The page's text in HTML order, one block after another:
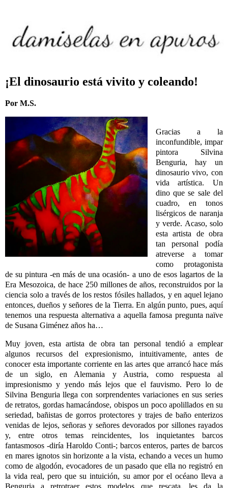
¡El dinosaurio está vivito y coleando!
Por M.S.
Gracias a la
inconfundible, impar
pintora Silvina
Benguria, hay un
dinosaurio vivo, con
vida artística. Un
dino que se sale del
cuadro, en tonos
lisérgicos de naranja
y verde. Acaso, solo
esta artista de obra
tan personal podía
atreverse a tomar
como protagonista
de su pintura -en más de una ocasión- a uno de esos lagartos de la
Era Mesozoica, de hace 250 millones de años, reconstruidos por la
ciencia solo a través de los restos fósiles hallados, y en aquel lejano
entonces, dueños y señores de la Tierra. En algún punto, pues, aquí
tenemos una respuesta alternativa a aquella famosa pregunta naïve
de Susana Giménez años ha…
Muy joven, esta artista de obra tan personal tendió a emplear
algunos recursos del expresionismo, intuitivamente, antes de
conocer esta importante corriente en las artes que arrancó hace más
de un siglo, en Alemania y Austria, como respuesta al
impresionismo y yendo más lejos que el fauvismo. Pero lo de
Silvina Benguria llega con sorprendentes variaciones en sus series
de retratos, gordas hamacándose, obispos un poco apolillados en su
seriedad, bañistas de gorros protectores y trajes de baño enterizos
venidas de lejos, señoras y señores devorados por sillones rayados
y, entre otros temas reincidentes, los inquietantes barcos
fantasmosos -diría Haroldo Conti-; barcos enteros, partes de barcos
en mares ignotos sin horizonte a la vista, echando a veces un humo
como de algodón, evocadores de un pasado que ella no registró en
la vida real, pero que su intuición, su amor por el océano lleva a
Benguria a retrotraer estos modelos que rescata, les da la